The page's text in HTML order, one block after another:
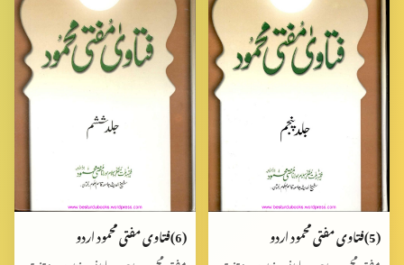
(5)فتاوی مفتی محمود اردو (6)فتاوی مفتی محمود اردو